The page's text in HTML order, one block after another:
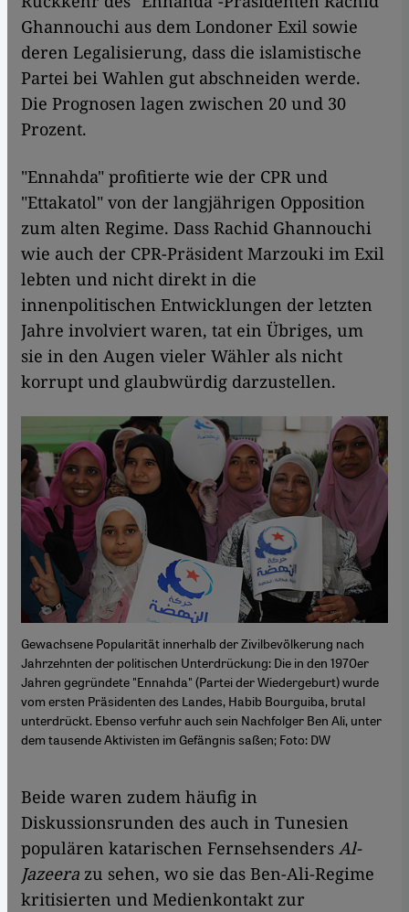
Ghannouchi aus dem Londoner Exil sowie
deren Legalisierung, dass die islamistische
Partei bei Wahlen gut abschneiden werde.
Die Prognosen lagen zwischen 20 und 30
Prozent.
"Ennahda" profitierte wie der CPR und
"Ettakatol" von der langjährigen Opposition
zum alten Regime. Dass Rachid Ghannouchi
wie auch der CPR-Präsident Marzouki im Exil
lebten und nicht direkt in die
innenpolitischen Entwicklungen der letzten
Jahre involviert waren, tat ein Übriges, um
sie in den Augen vieler Wähler als nicht
korrupt und glaubwürdig darzustellen.
Gewachsene Popularität innerhalb der Zivilbevölkerung nach
Jahrzehnten der politischen Unterdrückung: Die in den 1970er
Jahren gegründete "Ennahda" (Partei der Wiedergeburt) wurde
vom ersten Präsidenten des Landes, Habib Bourguiba, brutal
unterdrückt. Ebenso verfuhr auch sein Nachfolger Ben Ali, unter
dem tausende Aktivisten im Gefängnis saßen; Foto: DW
​​Beide waren zudem häufig in
Diskussionsrunden des auch in Tunesien
populären katarischen Fernsehsenders Al-
Jazeera zu sehen, wo sie das Ben-Ali-Regime
kritisierten und Medienkontakt zur